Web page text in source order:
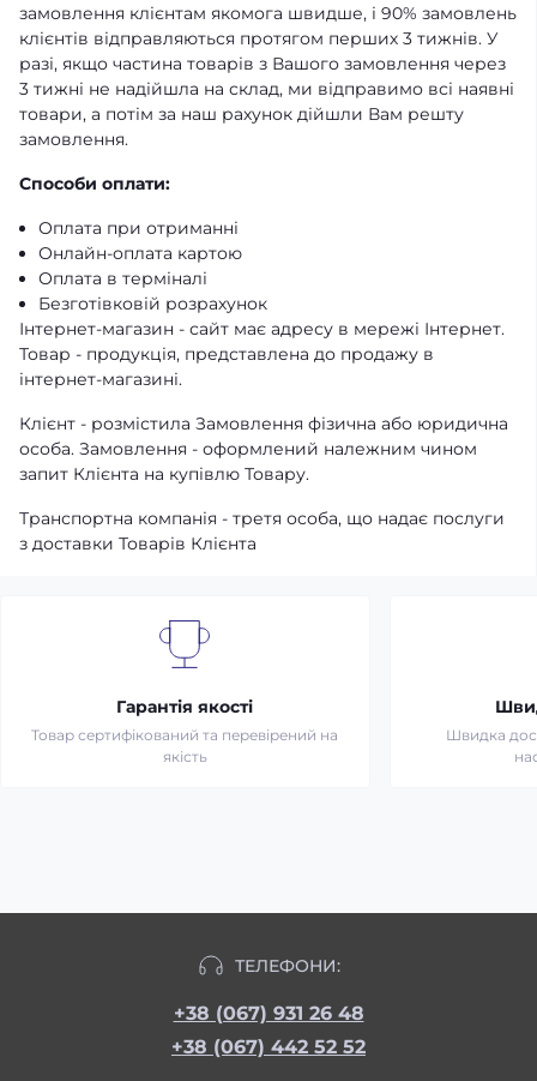
замовлення клієнтам якомога швидше, і 90% замовлень
клієнтів відправляються протягом перших 3 тижнів. У
разі, якщо частина товарів з Вашого замовлення через
3 тижні не надійшла на склад, ми відправимо всі наявні
товари, а потім за наш рахунок дійшли Вам решту
замовлення.
Способи оплати:
Оплата при отриманні
Онлайн-оплата картою
Оплата в терміналі
Безготівковій розрахунок
Інтернет-магазин - сайт має адресу в мережі Інтернет.
Товар - продукція, представлена ​​до продажу в
інтернет-магазині.
Клієнт - розмістила Замовлення фізична або юридична
особа. Замовлення - оформлений належним чином
запит Клієнта на купівлю Товару.
Транспортна компанія - третя особа, що надає послуги
з доставки Товарів Клієнта
Гарантія якості
Товар сертифікований та перевірений на
якість
Швидка
ТЕЛЕФОНИ:
+38 (067) 931 26 48
+38 (067) 442 52 52